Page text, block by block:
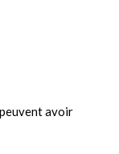
avoir